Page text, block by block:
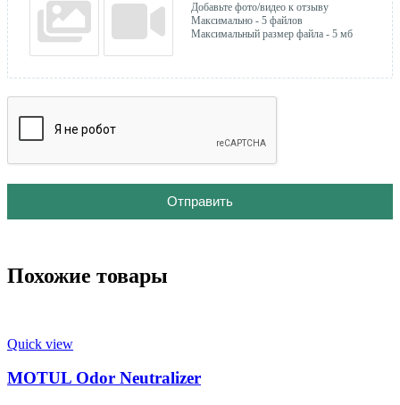
Добавьте фото/видео к отзыву
Максимально - 5 файлов
Максимальный размер файла - 5 мб
Отправить
Похожие товары
Quick view
MOTUL Odor Neutralizer